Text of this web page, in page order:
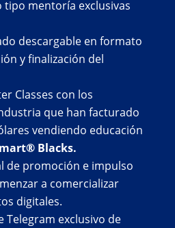
mentoría exclusivas
descargable en formato
y finalización del
Classes con los
que han facturado
vendiendo educación
Blacks.
de promoción e impulso
a comercializar
digitales.
Telegram exclusivo de